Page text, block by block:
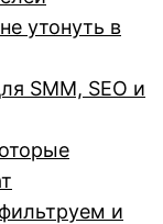
утонуть в
SMM, SEO и
и